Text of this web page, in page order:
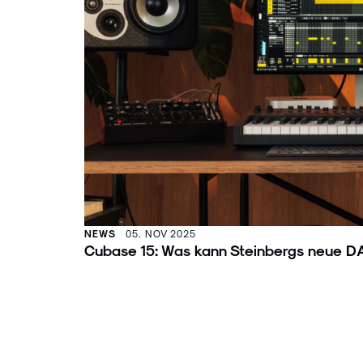
NEWS 05. NOV 2025
Cubase 15: Was kann Steinbergs neue